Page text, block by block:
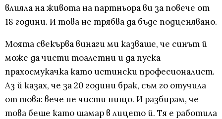
влияла на живота на партньора ви за повече от
18 години. И това не трябва да бъде подценявано.
Моята свекърва винаги ми казваше, че синът й
може да чисти тоалетни и да пуска
прахосмукачка като истински професионалист.
Аз й казах, че за 20 години брак, съм го отучила
от това: вече не чисти нищо. И разбирам, че
това беше като шамар в лицето й. Тя е работила